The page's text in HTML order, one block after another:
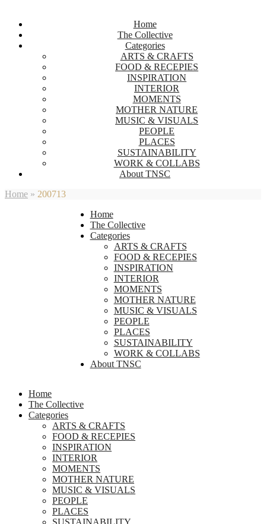
Home
The Collective
Categories
ARTS & CRAFTS
FOOD & RECEPIES
INSPIRATION
INTERIOR
MOMENTS
MOTHER NATURE
MUSIC & VISUALS
PEOPLE
PLACES
SUSTAINABILITY
WORK & COLLABS
About TNSC
Home » 200713
Home
The Collective
Categories
ARTS & CRAFTS
FOOD & RECEPIES
INSPIRATION
INTERIOR
MOMENTS
MOTHER NATURE
MUSIC & VISUALS
PEOPLE
PLACES
SUSTAINABILITY
WORK & COLLABS
About TNSC
Home
The Collective
Categories
ARTS & CRAFTS
FOOD & RECEPIES
INSPIRATION
INTERIOR
MOMENTS
MOTHER NATURE
MUSIC & VISUALS
PEOPLE
PLACES
SUSTAINABILITY